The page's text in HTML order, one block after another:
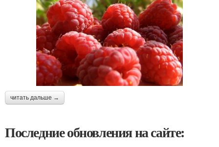
читать дальше →
Последние обновления на сайте: